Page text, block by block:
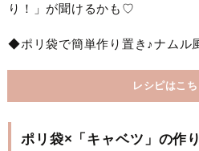
り！」が聞けるかも♡
◆ポリ袋で簡単作り置き♪ナムル
レシピはこち
ポリ袋×「キャベツ」の作